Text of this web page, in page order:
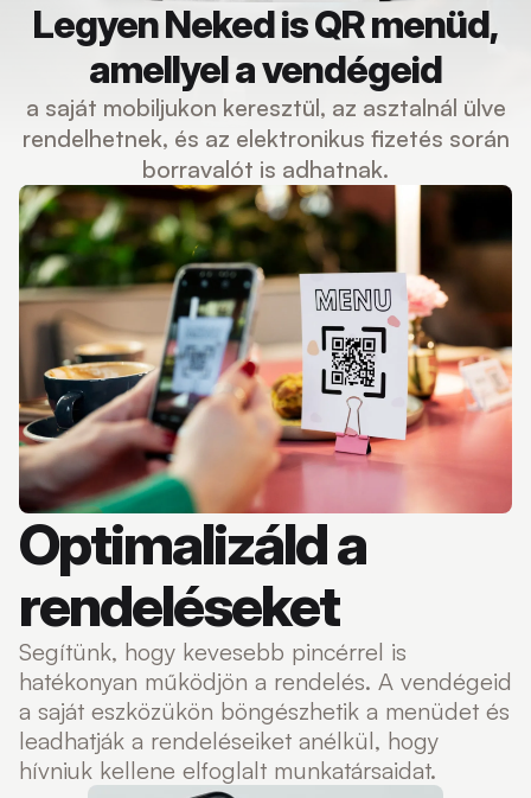
Legyen Neked is QR menüd,
amellyel a vendégeid
a saját mobiljukon keresztül, az asztalnál ülve
rendelhetnek, és az elektronikus fizetés során
borravalót is adhatnak.
Optimalizáld a
rendeléseket
Segítünk, hogy kevesebb pincérrel is
hatékonyan működjön a rendelés. A vendégeid
a saját eszközükön böngészhetik a menüdet és
leadhatják a rendeléseiket anélkül, hogy
hívniuk kellene elfoglalt munkatársaidat.